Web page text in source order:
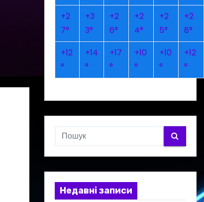
+2
7°
+3
3°
+2
6°
+2
4°
+2
5°
+2
8°
+12
°
+14
°
+17
°
+10
°
+10
°
+12
°
Недавні записи